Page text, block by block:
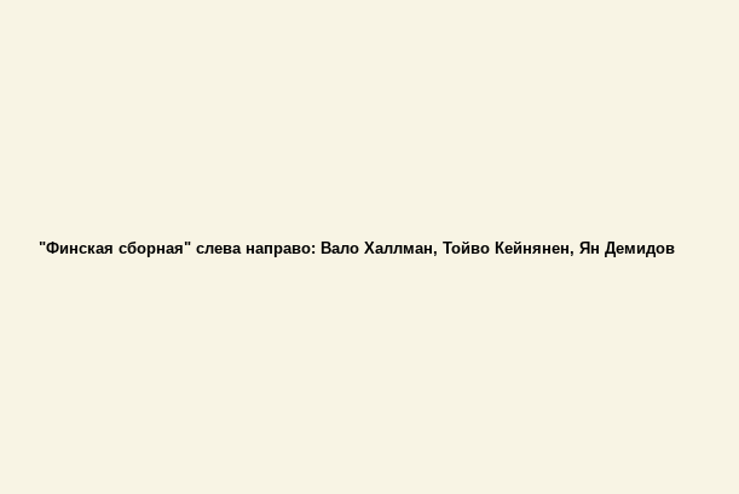
"Финская сборная" слева направо: Вало Халлман, Тойво Кейнянен, Ян Демидов